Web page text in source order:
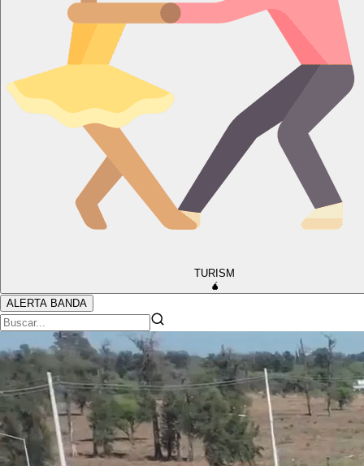
TURISM
🧉
ALERTA BANDA